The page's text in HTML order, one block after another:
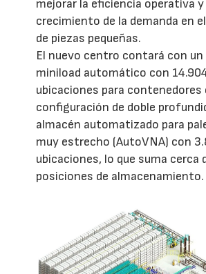
mejorar la eficiencia operativa
crecimiento de la demanda en
de piezas pequeñas.
El nuevo centro contará con un
miniload automático con
ubicaciones para contenedores
configuración de doble
almacén automatizado para
muy estrecho (AutoVNA) con
ubicaciones, lo que suma cerca
posiciones de almacenamiento.